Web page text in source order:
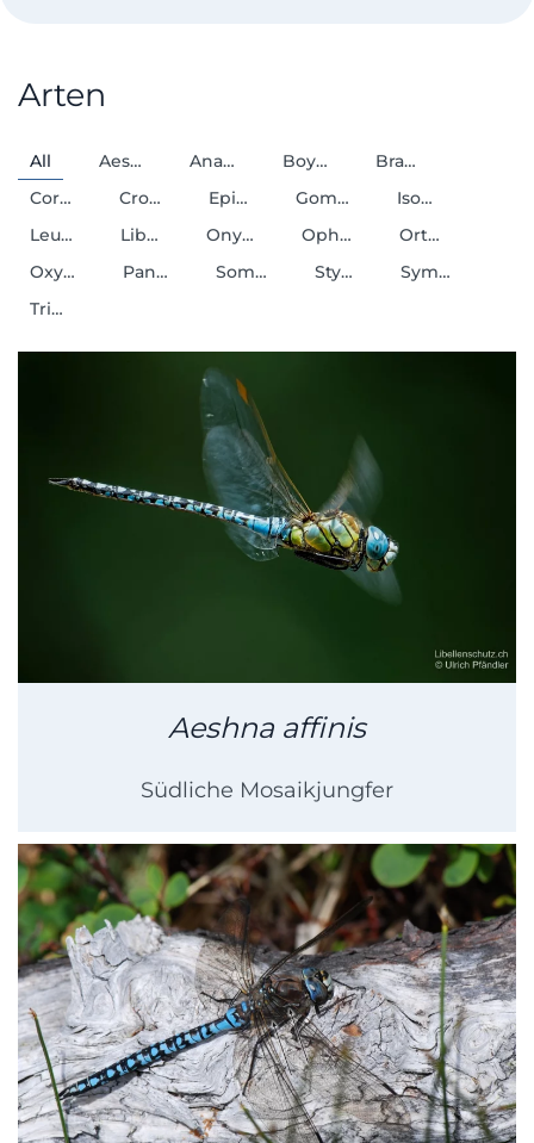
Arten
All Aes… Ana… Boy…
Bra…
Cor…
Cro… Epi… Gom…
Iso…
Leu…
Lib… Ony… Oph…
Ort…
Oxy…
Pan… Som… Sty…
Sym…
Tri…
Aeshna affinis
Südliche Mosaikjungfer